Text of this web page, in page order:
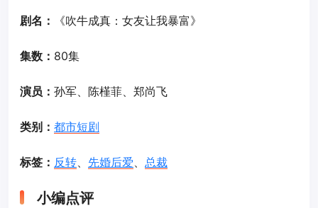
剧名： 《吹牛成真：女友让我暴富》
集数： 80集
演员： 孙军、陈槿菲、郑尚飞
类别： 都市短剧
标签： 反转、 先婚后爱、 总裁
小编点评